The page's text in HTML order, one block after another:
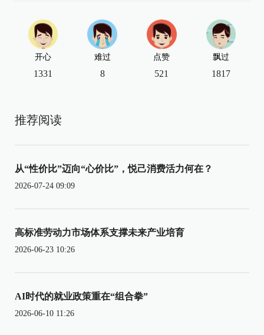
开心
1331
难过
8
点赞
521
飘过
1817
推荐阅读
从“性价比”迈向“心价比”，悦己消费活力何在？
2026-07-24 09:09
高标准劳动力市场体系支撑未来产业培育
2026-06-23 10:26
AI时代的就业政策重在“组合拳”
2026-06-10 11:26